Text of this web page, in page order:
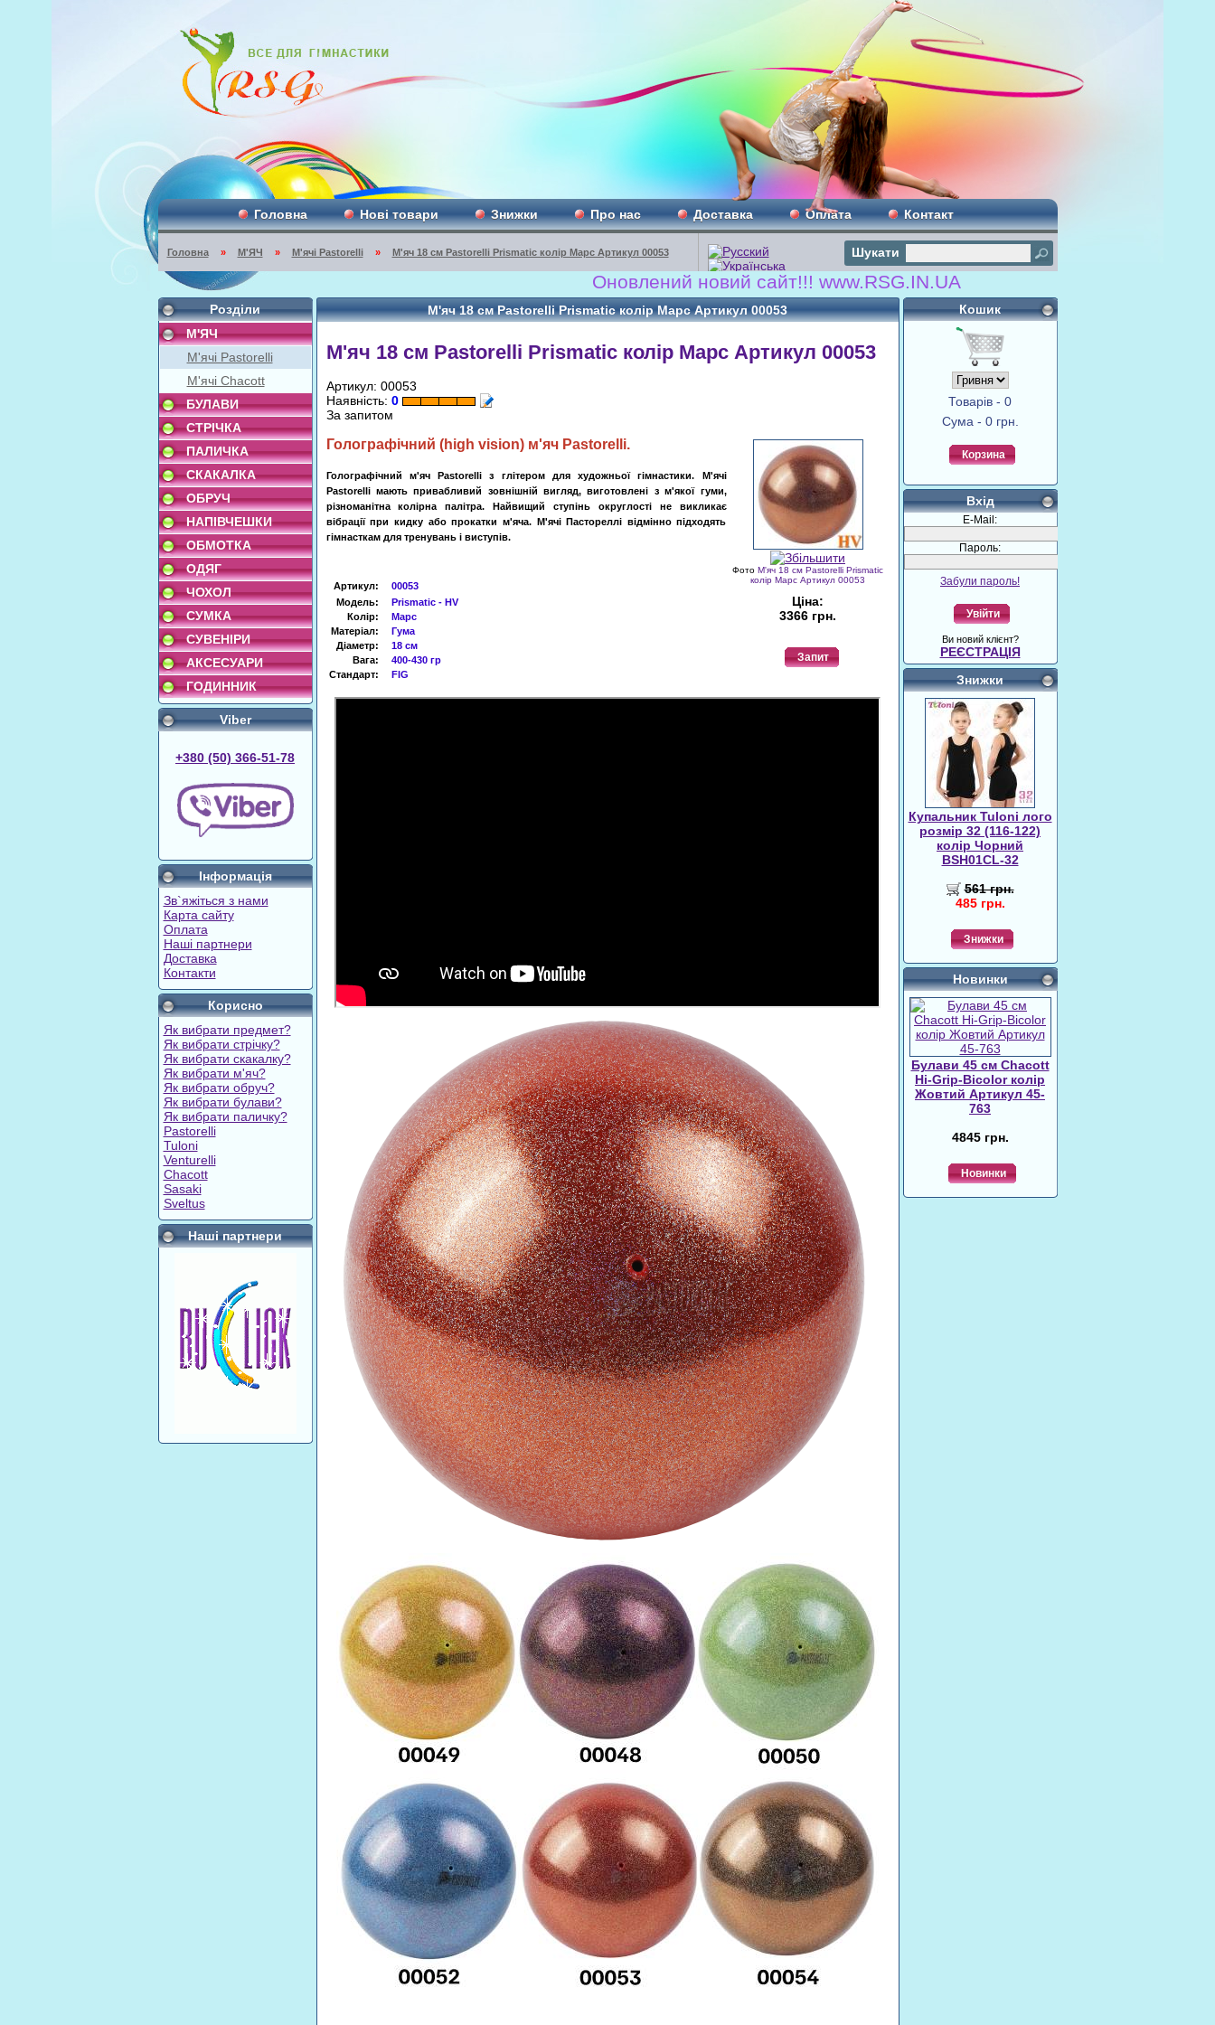
Головна Нові товари Знижки Про нас Доставка Оплата Контакт
Головна » М'ЯЧ » М'ячі Pastorelli » М'яч 18 см Pastorelli Prismatic колір Марс Артикул 00053 Шукати
Оновлений новий сайт!!! www.RSG.IN.UA
Розділи
М'ЯЧ
М'ячі Pastorelli
М'ячі Chacott
БУЛАВИ
СТРІЧКА
ПАЛИЧКА
СКАКАЛКА
ОБРУЧ
НАПІВЧЕШКИ
ОБМОТКА
ОДЯГ
ЧОХОЛ
СУМКА
СУВЕНІРИ
АКСЕСУАРИ
ГОДИННИК
Viber
+380 (50) 366-51-78
Інформація
Зв`яжіться з нами
Карта сайту
Оплата
Наші партнери
Доставка
Контакти
Корисно
Як вибрати предмет?
Як вибрати стрічку?
Як вибрати скакалку?
Як вибрати м'яч?
Як вибрати обруч?
Як вибрати булави?
Як вибрати паличку?
Pastorelli
Tuloni
Venturelli
Chacott
Sasaki
Sveltus
Наші партнери
М'яч 18 см Pastorelli Prismatic колір Марс Артикул 00053
М'яч 18 см Pastorelli Prismatic колір Марс Артикул 00053
Артикул: 00053
Наявність: 0
За запитом
Фото М'яч 18 см Pastorelli Prismatic
колір Марс Артикул 00053
Ціна:
3366 грн.
Запит
Голографічний (high vision) м'яч Pastorelli.
Голографічний м'яч Pastorelli з глітером для художньої гімнастики. М'ячі
Pastorelli мають привабливий зовнішній вигляд, виготовлені з м'якої гуми,
різноманітна колірна палітра. Найвищий ступінь округлості не викликає
вібрації при кидку або прокатки м'яча. М'ячі Пастореллі відмінно підходять
гімнасткам для тренувань і виступів.
Артикул:
00053
Модель:
Prismatic - HV
Колір:
Марс
Матеріал:
Гума
Діаметр:
18 см
Вага:
400-430гр
Стандарт:
FIG
Кошик
Товарів - 0
Сума - 0 грн.
Корзина
Вхід
E-Mail:
Пароль:
Забули пароль!
Увійти
Ви новий клієнт?
РЕЄСТРАЦІЯ
Знижки
Купальник Tuloni лого
розмір 32 (116-122)
колір Чорний
BSH01CL-32
561 грн.
485 грн.
Знижки
Новинки
Булави 45 cм Chacott
Hi-Grip-Bicolor колір
Жовтий Артикул 45-
763
4845 грн.
Новинки